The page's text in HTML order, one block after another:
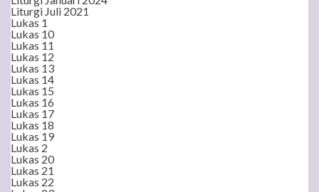
Liturgi Juli 2021
Lukas 1
Lukas 10
Lukas 11
Lukas 12
Lukas 13
Lukas 14
Lukas 15
Lukas 16
Lukas 17
Lukas 18
Lukas 19
Lukas 2
Lukas 20
Lukas 21
Lukas 22